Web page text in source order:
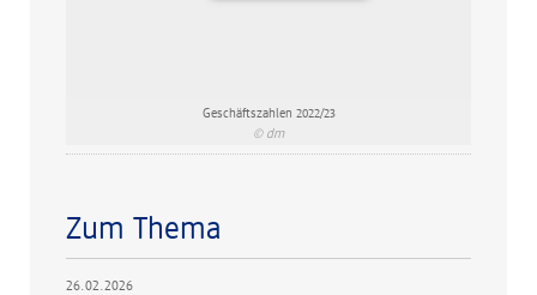
Geschäftszahlen 2022/23
© dm
Zum Thema
26.02.2026